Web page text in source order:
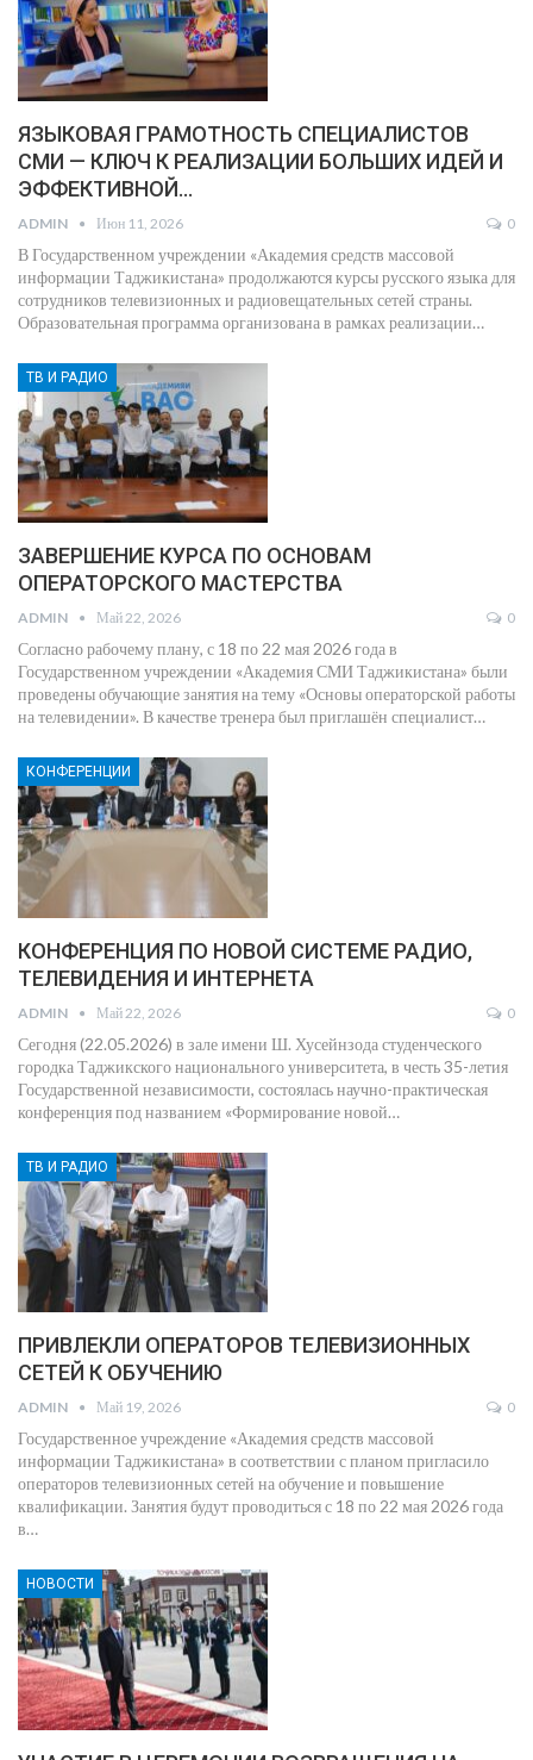
ЯЗЫКОВАЯ ГРАМОТНОСТЬ СПЕЦИАЛИСТОВ
СМИ — КЛЮЧ К РЕАЛИЗАЦИИ БОЛЬШИХ ИДЕЙ И
ЭФФЕКТИВНОЙ…
ADMIN Июн 11, 2026 0
В Государственном учреждении «Академия средств массовой
информации Таджикистана» продолжаются курсы русского языка для
сотрудников телевизионных и радиовещательных сетей страны.
Образовательная программа организована в рамках реализации…
ТВ И РАДИО
ЗАВЕРШЕНИЕ КУРСА ПО ОСНОВАМ
ОПЕРАТОРСКОГО МАСТЕРСТВА
ADMIN Май 22, 2026 0
Согласно рабочему плану, с 18 по 22 мая 2026 года в
Государственном учреждении «Академия СМИ Таджикистана» были
проведены обучающие занятия на тему «Основы операторской работы
на телевидении». В качестве тренера был приглашён специалист…
КОНФЕРЕНЦИИ
КОНФЕРЕНЦИЯ ПО НОВОЙ СИСТЕМЕ РАДИО,
ТЕЛЕВИДЕНИЯ И ИНТЕРНЕТА
ADMIN Май 22, 2026 0
Сегодня (22.05.2026) в зале имени Ш. Хусейнзода студенческого
городка Таджикского национального университета, в честь 35-летия
Государственной независимости, состоялась научно-практическая
конференция под названием «Формирование новой…
ТВ И РАДИО
ПРИВЛЕКЛИ ОПЕРАТОРОВ ТЕЛЕВИЗИОННЫХ
СЕТЕЙ К ОБУЧЕНИЮ
ADMIN Май 19, 2026 0
Государственное учреждение «Академия средств массовой
информации Таджикистана» в соответствии с планом пригласило
операторов телевизионных сетей на обучение и повышение
квалификации. Занятия будут проводиться с 18 по 22 мая 2026 года
в…
НОВОСТИ